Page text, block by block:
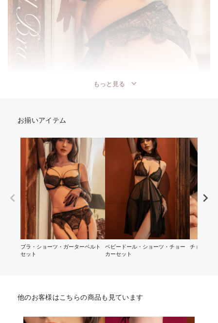
もっと見る
お揃いアイテム
ブラ・ショーツ・ガーターベルト
セット
ベビードール・ショーツ・チョー
カーセット
チョーカー
他のお客様はこちらの商品も見ています